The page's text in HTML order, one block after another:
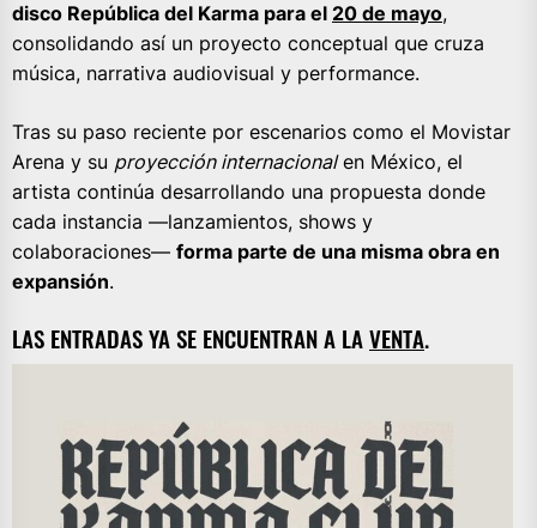
disco República del Karma para el 20 de mayo,
consolidando así un proyecto conceptual que cruza
música, narrativa audiovisual y performance.
Tras su paso reciente por escenarios como el Movistar
Arena y su proyección internacionalen México, el
artista continúa desarrollando una propuesta donde
cada instancia —lanzamientos, shows y
colaboraciones— forma parte de una misma obra en
expansión.
LAS ENTRADAS YA SE ENCUENTRAN A LAVENTA.